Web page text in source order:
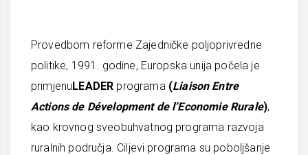
Provedbom reforme Zajedničke poljoprivredne
politike, 1991. godine, Europska unija počela je
primjenuLEADER programa (Liaison Entre
Actions de Dévelopment de l’Economie Rurale),
kao krovnog sveobuhvatnog programa razvoja
ruralnih područja. Ciljevi programa su poboljšanje